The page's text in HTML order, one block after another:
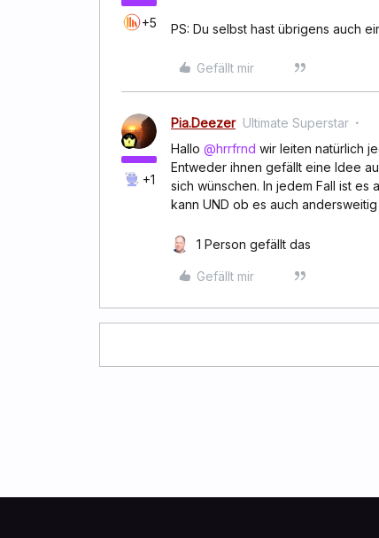
+5 PS: Du selbst hast übrigens auch
Gefällt mir
+1
Pia.Deezer Ultimate Superstar
Hallo @hrrfrnd wir leiten natürlich
Entweder ihnen gefällt eine Idee
sich wünschen. In jedem Fall ist
kann UND ob es auch
1 Person gefällt das
Gefällt mir